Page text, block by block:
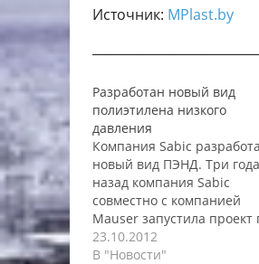
Источник: MPlast.by
Разработан новый вид
полиэтилена низкого
давления
Компания Sabic
новый вид ПЭНД. Три года
назад компания Sabic
совместно с компанией
Mauser запустила проект
разработке нового вида
полиэтилена высокой
23.10.2012
В "Новости"